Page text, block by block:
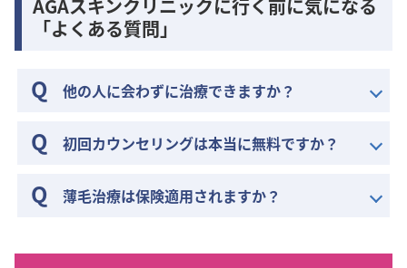
AGAスキンクリニックに行く前に気になる
「よくある質問」
他の人に会わずに治療できますか？
初回カウンセリングは本当に無料ですか？
薄毛治療は保険適用されますか？